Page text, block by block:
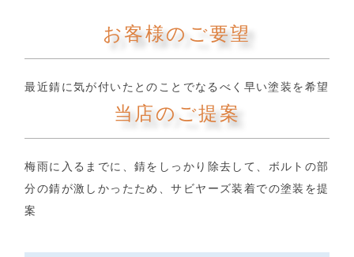
お客様のご要望
最近錆に気が付いたとのことでなるべく早い塗装を希望
当店のご提案
梅雨に入るまでに、錆をしっかり除去して、ボルトの部
分の錆が激しかったため、サビヤーズ装着での塗装を提
案